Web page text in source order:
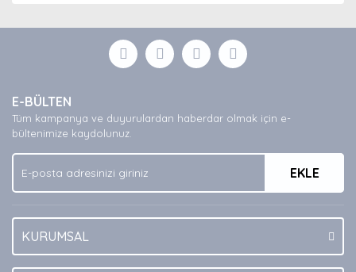
Yorum Yaz
formunu kullanarak tarafımıza iletebilirsiniz.
Görüş ve önerileriniz için teşekkür ederiz.
Ürün açıklamasında eksik bilgiler bulunuyor.
Ürün bilgilerinde hatalar bulunuyor.
Ürün fiyatı diğer sitelerden daha pahalı.
Bu ürüne benzer farklı alternatifler olmalı.
E-BÜLTEN
Tüm kampanya ve duyurulardan haberdar olmak için e-
bültenimize kaydolunuz.
EKLE
KURUMSAL